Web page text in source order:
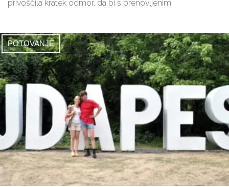
privoščila kratek odmor, da bi s prenovljenim
POTOVANJE